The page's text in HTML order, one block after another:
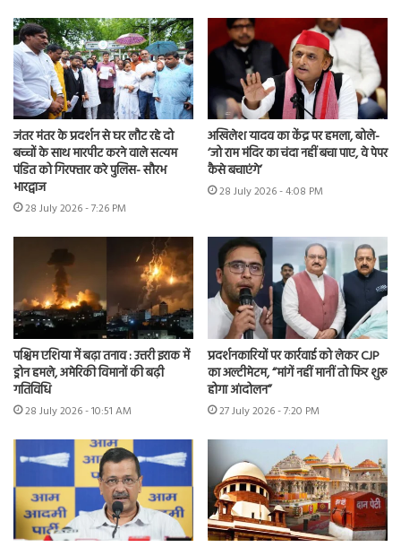
जंतर मंतर के प्रदर्शन से घर लौट रहे दो
बच्चों के साथ मारपीट करने वाले सत्यम
पंडित को गिरफ्तार करे पुलिस- सौरभ
भारद्वाज
28 July 2026 - 7:26 PM
अखिलेश यादव का केंद्र पर हमला, बोले-
‘जो राम मंदिर का चंदा नहीं बचा पाए, वे पेपर
कैसे बचाएंगे’
28 July 2026 - 4:08 PM
पश्चिम एशिया में बढ़ा तनाव : उत्तरी इराक में
ड्रोन हमले, अमेरिकी विमानों की बढ़ी
गतिविधि
28 July 2026 - 10:51 AM
प्रदर्शनकारियों पर कार्रवाई को लेकर CJP
का अल्टीमेटम, “मांगें नहीं मानीं तो फिर शुरू
होगा आंदोलन”
27 July 2026 - 7:20 PM